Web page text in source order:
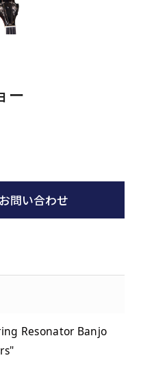
ー
問い合わせ
Resonator Banjo